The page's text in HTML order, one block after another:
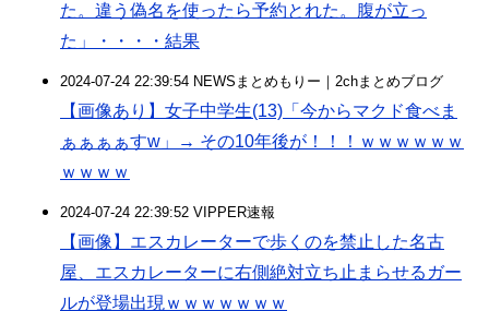
た。違う偽名を使ったら予約とれた。腹が立っ
た」・・・・結果
2024-07-24 22:39:54 NEWSまとめもりー｜2chまとめブログ
【画像あり】女子中学生(13)「今からマクド食べま
ぁぁぁぁすw」→ その10年後が！！！ｗｗｗｗｗｗ
ｗｗｗｗ
2024-07-24 22:39:52 VIPPER速報
【画像】エスカレーターで歩くのを禁止した名古
屋、エスカレーターに右側絶対立ち止まらせるガー
ルが登場出現ｗｗｗｗｗｗｗ